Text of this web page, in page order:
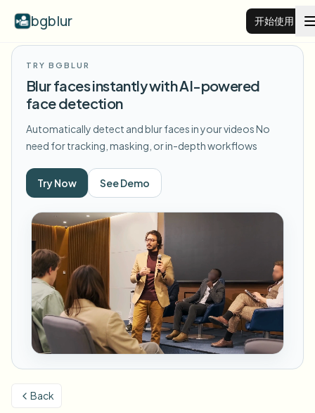
bgblur 开始使用
示例
浏览完整示例库
模糊人脸
模糊车牌
模糊背景
模糊任何内容
功能
View all features
Browse every blur tool in one place
模糊车牌
模糊人脸
企业
学校与教育
校园摄像头、讲座和地区批量隐私
媒体与娱乐
试映、发布和合规
零售与电商
资源
常见问题
博客
Whitepapers
Choose language
TRY BGBLUR
Blur faces instantly with AI-powered
face detection
Automatically detect and blur faces in your videosNo
need for tracking, masking, or in-depth workflows
Try Now See Demo
Back